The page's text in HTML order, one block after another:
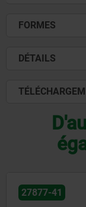
FORMES
DÉTAILS
27877-41